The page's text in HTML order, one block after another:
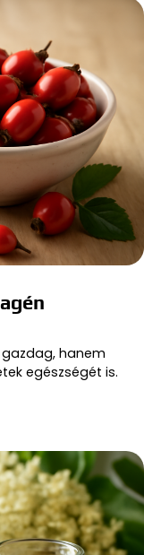
hanem
egészségét is.